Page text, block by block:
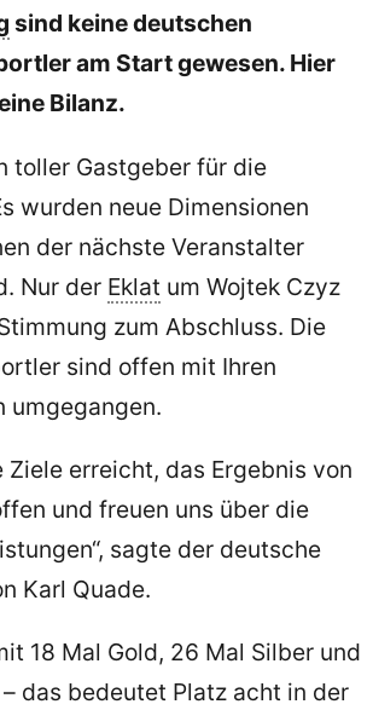
sind keine deutschen
am Start gewesen. Hier
Bilanz.
toller Gastgeber für die
wurden neue Dimensionen
der nächste Veranstalter
Nur der Eklat um Wojtek Czyz
zum Abschluss. Die
sind offen mit Ihren
umgegangen.
Ziele erreicht, das Ergebnis von
und freuen uns über die
sagte der deutsche
Karl Quade.
18 Mal Gold, 26 Mal Silber und
das bedeutet Platz acht in der